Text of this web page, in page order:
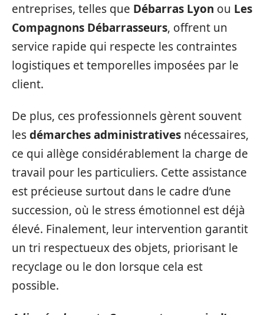
entreprises, telles que Débarras Lyon ou Les
Compagnons Débarrasseurs, offrent un
service rapide qui respecte les contraintes
logistiques et temporelles imposées par le
client.
De plus, ces professionnels gèrent souvent
lesdémarches administratives nécessaires,
ce qui allège considérablement la charge de
travail pour les particuliers. Cette assistance
est précieuse surtout dans le cadre d’une
succession, où le stress émotionnel est déjà
élevé. Finalement, leur intervention garantit
un tri respectueux des objets, priorisant le
recyclage ou le don lorsque cela est
possible.